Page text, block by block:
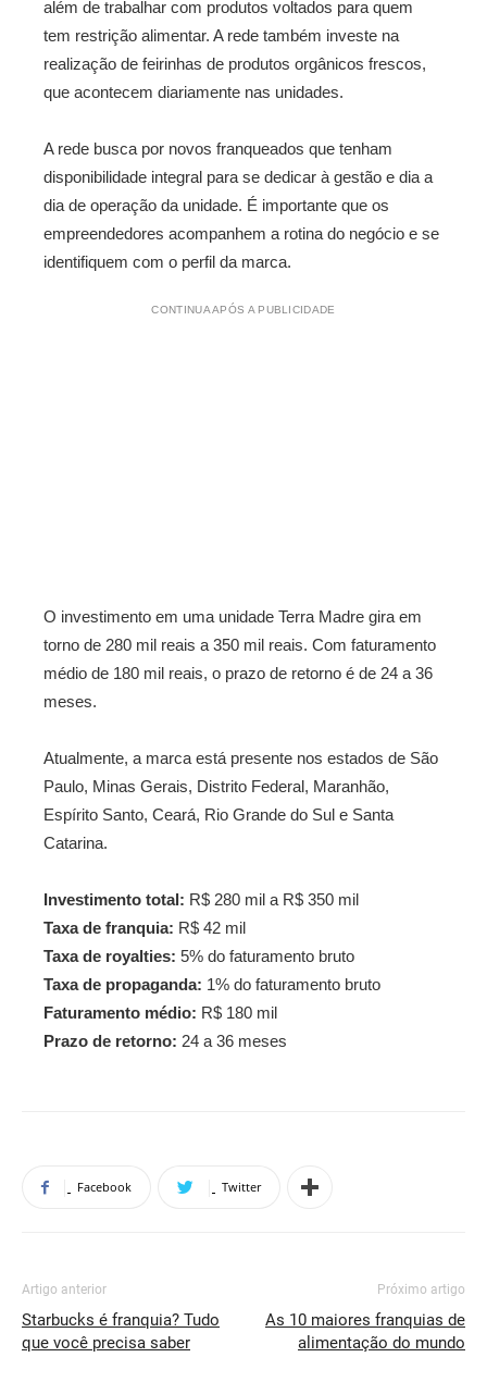
além de trabalhar com produtos voltados para quem
tem restrição alimentar. A rede também investe na
realização de feirinhas de produtos orgânicos frescos,
que acontecem diariamente nas unidades.
A rede busca por novos franqueados que tenham
disponibilidade integral para se dedicar à gestão e dia a
dia de operação da unidade. É importante que os
empreendedores acompanhem a rotina do negócio e se
identifiquem com o perfil da marca.
CONTINUA APÓS A PUBLICIDADE
O investimento em uma unidade Terra Madre gira em
torno de 280 mil reais a 350 mil reais. Com faturamento
médio de 180 mil reais, o prazo de retorno é de 24 a 36
meses.
Atualmente, a marca está presente nos estados de São
Paulo, Minas Gerais, Distrito Federal, Maranhão,
Espírito Santo, Ceará, Rio Grande do Sul e Santa
Catarina.
Investimento total: R$ 280 mil a R$ 350 mil
Taxa de franquia: R$ 42 mil
Taxa de royalties: 5% do faturamento bruto
Taxa de propaganda: 1% do faturamento bruto
Faturamento médio: R$ 180 mil
Prazo de retorno: 24 a 36 meses
Facebook Twitter
Artigo anterior
Starbucks é franquia? Tudo
que você precisa saber
Próximo artigo
As 10 maiores franquias de
alimentação do mundo